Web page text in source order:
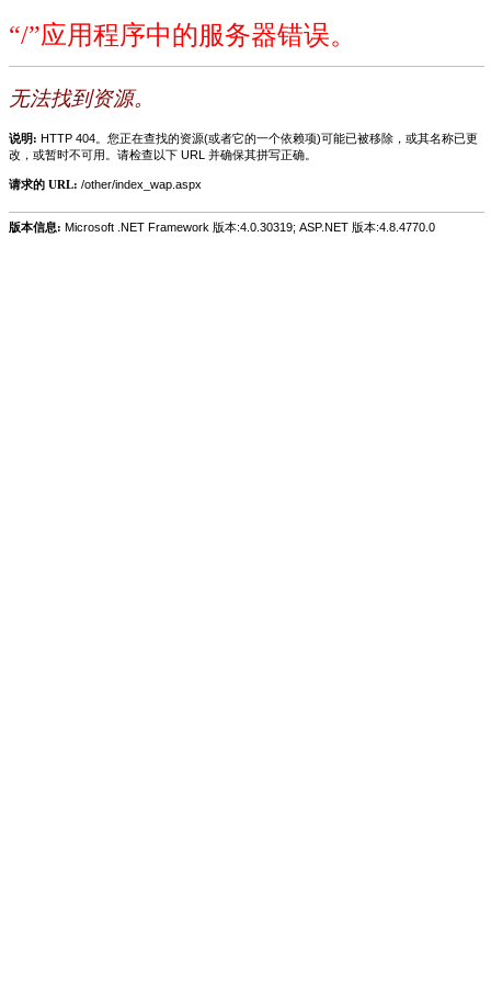
“/”应用程序中的服务器错误。
无法找到资源。
说明: HTTP 404。您正在查找的资源(或者它的一个依赖项)可能已被移除，或其名称已更
改，或暂时不可用。请检查以下 URL 并确保其拼写正确。
请求的 URL: /other/index_wap.aspx
版本信息: Microsoft .NET Framework 版本:4.0.30319; ASP.NET 版本:4.8.4770.0